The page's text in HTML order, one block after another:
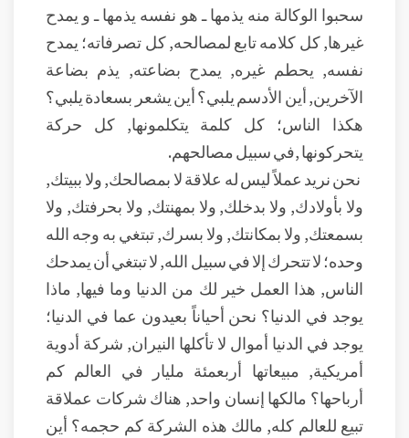
سحبوا الوكالة منه يذمها ـ هو نفسه يذمها ـ و يمدح
غيرها, كل كلامه تابع لمصالحه, كل تصرفاته؛ يمدح
نفسه, يحطم غيره, يمدح بضاعته, يذم بضاعة
الآخرين, أين الأدسم يلبي؟ أين يشعر بسعادة يلبي؟
هكذا الناس؛ كل كلمة يتكلمونها, كل حركة
يتحركونها ,في سبيل مصالحهم.
نحن نريد عملاً ليس له علاقة لا بمصالحك, ولا ببيتك,
ولا بأولادك, ولا بدخلك, ولا بمهنتك, ولا بحرفتك, ولا
بسمعتك, ولا بمكانتك, ولا بسرك, تبتغي به وجه الله
وحده؛ لا تتحرك إلا في سبيل الله, لا تبتغي أن يمدحك
الناس, هذا العمل خير لك من الدنيا وما فيها, ماذا
يوجد في الدنيا؟ نحن أحياناً بعيدون عما في الدنيا؛
يوجد في الدنيا أموال لا تأكلها النيران, شركة أدوية
أمريكية, مبيعاتها أربعمئة مليار في العالم كم
أرباحها؟ مالكها إنسان واحد, هناك شركات عملاقة
تبيع للعالم كله, مالك هذه الشركة كم حجمه؟ أين